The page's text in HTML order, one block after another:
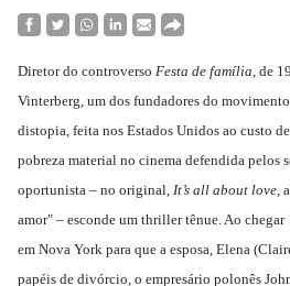
Diretor do controverso Festa de família, de
Vinterberg, um dos fundadores do
distopia, feita nos Estados Unidos ao custo
pobreza material no cinema defendida pelos
oportunista – no original, It’s all about love,
amor" – esconde um thriller tênue. Ao chegar
em Nova York para que a esposa, Elena
papéis de divórcio, o empresário polonês